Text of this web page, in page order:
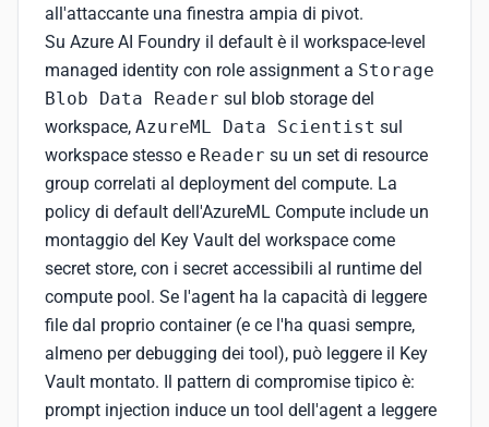
all'attaccante una finestra ampia di pivot.
Su Azure AI Foundry il default è il workspace-level
managed identity con role assignment a Storage
Blob Data Reader sul blob storage del
workspace, AzureML Data Scientist sul
workspace stesso e Reader su un set di resource
group correlati al deployment del compute. La
policy di default dell'AzureML Compute include un
montaggio del Key Vault del workspace come
secret store, con i secret accessibili al runtime del
compute pool. Se l'agent ha la capacità di leggere
file dal proprio container (e ce l'ha quasi sempre,
almeno per debugging dei tool), può leggere il Key
Vault montato. Il pattern di compromise tipico è:
prompt injection induce un tool dell'agent a leggere